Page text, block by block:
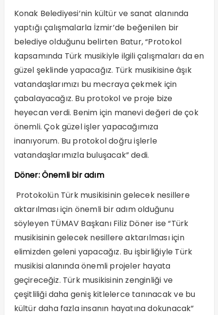
Konak Belediyesi’nin kültür ve sanat alanında
yaptığı çalışmalarla İzmir’de beğenilen bir
belediye olduğunu belirten Batur, “Protokol
kapsamında Türk musikiyle ilgili çalışmaları da en
güzel şeklinde yapacağız. Türk musikisine âşık
vatandaşlarımızı bu mecraya çekmek için
çabalayacağız. Bu protokol ve proje bize
heyecan verdi. Benim için manevi değeri de çok
önemli. Çok güzel işler yapacağımıza
inanıyorum. Bu protokol doğru işlerle
vatandaşlarımızla buluşacak” dedi.
Döner: Önemli bir adım
Protokolün Türk musikisinin gelecek nesillere
aktarılması için önemli bir adım olduğunu
söyleyen TÜMAV Başkanı Filiz Döner ise “Türk
musikisinin gelecek nesillere aktarılması için
elimizden geleni yapacağız. Bu işbirliğiyle Türk
musikisi alanında önemli projeler hayata
geçireceğiz. Türk musikisinin zenginliği ve
çeşitliliği daha geniş kitlelerce tanınacak ve bu
kültür daha fazla insanın hayatına dokunacak”